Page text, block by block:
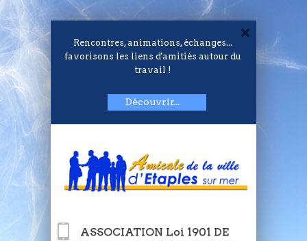
Rencontres, animations, échanges...
favorisons les liens d'amitiés autour du
travail !
Découvrir...
ASSOCIATION Loi 1901 DE